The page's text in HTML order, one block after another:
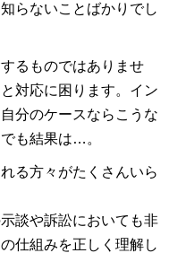
らないことばかりでし
るものではありませ
対応に困ります。イン
分のケースならこうな
も結果は…。
る方々がたくさんいら
談や訴訟においても非
仕組みを正しく理解し